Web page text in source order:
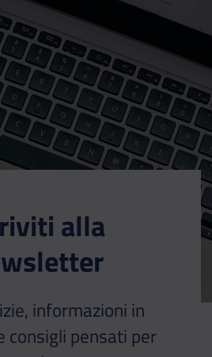
alla
informazioni in
consigli pensati per